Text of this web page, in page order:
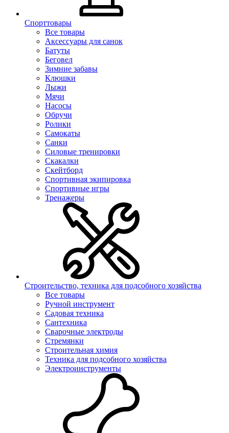
Спорттовары
Все товары
Аксессуары для санок
Батуты
Беговел
Зимние забавы
Клюшки
Лыжи
Мячи
Насосы
Обручи
Ролики
Самокаты
Санки
Силовые тренировки
Скакалки
Скейтборд
Спортивная экипировка
Спортивные игры
Тренажеры
Строительство, техника для подсобного хозяйства
Все товары
Ручной инструмент
Садовая техника
Сантехника
Сварочные электроды
Стремянки
Строительная химия
Техника для подсобного хозяйства
Электроинструменты